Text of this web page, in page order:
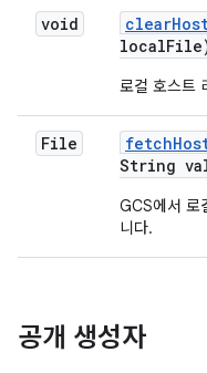
void clear
local
로컬 호스트
File fetch
String
GCS에서 로
니다.
공개 생성자